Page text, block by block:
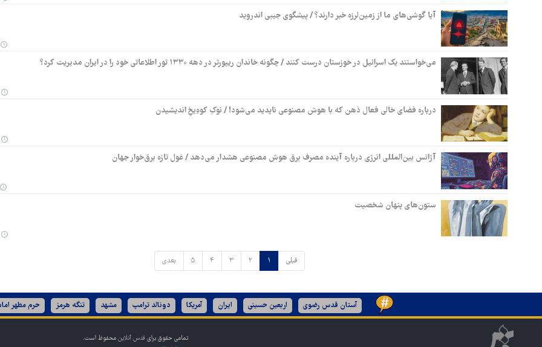
آیا گوشی‌های ما از زمین‌لرزه خبر دارند؟ / پیشگوی جیبی اندروید
می‌خواستند یک‌ اسرائیل‌ در خوزستان درست کنند / چگونه خاندان ریپورتر در دهه ۱۳۳۰ تور اطلاعاتی خود را در ایران مدیریت کرد؟
درباره فضای خالی فعال ذهن که با هوش مصنوعی ناپدید می‌شود! / نوکِ کوهِ‌یخِ اندیشیدن
آژانس بین‌المللی انرژی درباره آینده مصرف برق هوش مصنوعی هشدار می‌دهد / غول تازه برق‌خوار جهان
ستون‌های پنهان شخصیت
قبلی ۱ ۲ ۳ ۴ ۵ بعدی
آستان قدس رضوی اربعین حسینی ایران آمریکا دونالد ترامپ مشهد تنگه هرمز حرم مطهر
تمامی حقوق برای قدس آنلاین محفوظ است.